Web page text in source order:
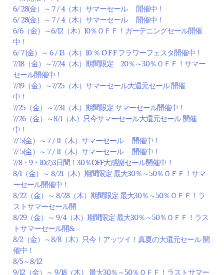
6/ 28(金）～ 7 / 4（木）サマーセール 開催中！
6/ 28(金）～ 7 / 4（木）サマーセール 開催中！
6/6（金）～6/12（木）10％ＯＦＦ！ガーデニングセール開催
中！
6/ 7 (金）～ 6 / 13（木）10 ％ O F F フラワーフェスタ開催中！
7/18（金）～7/24（木）期間限定 20％～30％ＯＦＦ！サマー
セール開催中！
7/19（金）～7/25（木）サマーセール大還元セール 開催
中！
7/25（金）～7/31（木）期間限定 サマーセール開催中！
7/26（金）～8/1（木）只今サマーセール大還元セール 開催
中！
7/ 5(金）～ 7 / 11（木）サマーセール 開催中！
7/ 5(金）～ 7 / 11（木）サマーセール 開催中！
7/8・9・10の3日間！30％OFF大感謝セール開催中！
8/1（金）～ 8/21（木）期間限定 最大30％～50％ＯＦＦ！サマ
ーセール開催中！
8/22（金）～ 8/28（木）期間限定 最大30％～50％ＯＦＦ！ラ
ストサマーセール開
8/29（金）～ 9/4（木）期間限定 最大30％～50％ＯＦＦ！ラス
トサマーセール開&
8/2（金）～8/8（木）只今！アッツイ！真夏の大還元セール 開
催中！
8/5～8/12
9/12（金）～ 9/18（木） 最大30％～50％ＯＦＦ！ラストサマー